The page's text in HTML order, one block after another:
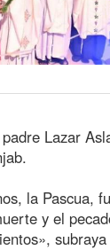
Lazar
la Pascua,
y el